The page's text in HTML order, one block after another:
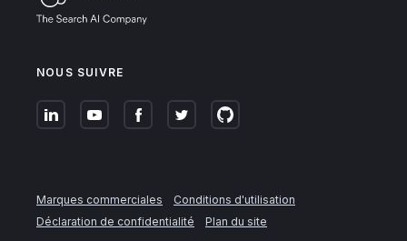
NOUS SUIVRE
Marques commerciales
Conditions d'utilisation
Déclaration de confidentialité
Plan du site